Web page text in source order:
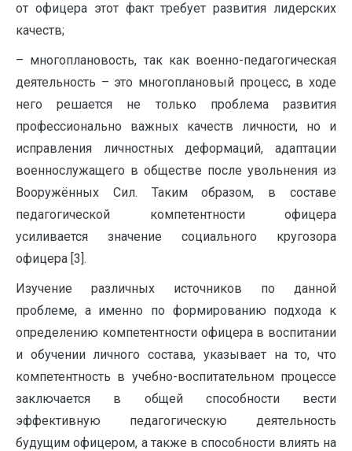
от офицера этот факт требует развития лидерских
качеств;
– многоплановость, так как военно-педагогическая
деятельность – это многоплановый процесс, в ходе
него решается не только проблема развития
профессионально важных качеств личности, но и
исправления личностных деформаций, адаптации
военнослужащего в обществе после увольнения из
Вооружённых Сил. Таким образом, в составе
педагогической компетентности офицера
усиливается значение социального кругозора
офицера [3].
Изучение различных источников по данной
проблеме, а именно по формированию подхода к
определению компетентности офицера в воспитании
и обучении личного состава, указывает на то, что
компетентность в учебно-воспитательном процессе
заключается в общей способности вести
эффективную педагогическую деятельность
будущим офицером, а также в способности влиять на